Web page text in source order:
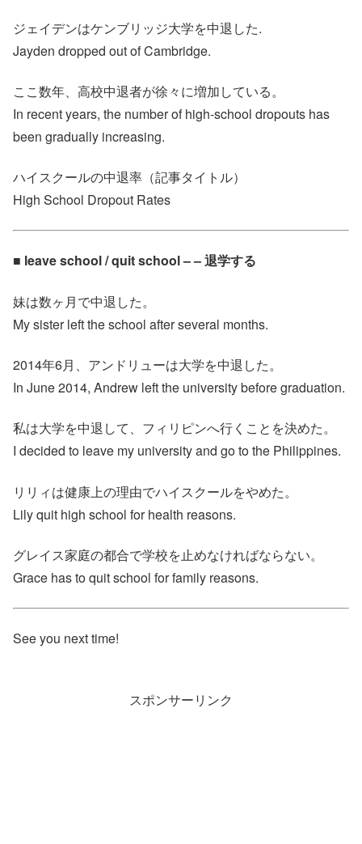
ジェイデンはケンブリッジ大学を中退した.
Jayden dropped out of Cambridge.
ここ数年、高校中退者が徐々に増加している。
In recent years, the number of high‐school dropouts has
been gradually increasing.
ハイスクールの中退率（記事タイトル）
High School Dropout Rates
■ leave school / quit school – – 退学する
妹は数ヶ月で中退した。
My sister left the school after several months.
2014年6月、アンドリューは大学を中退した。
In June 2014, Andrew left the university before graduation.
私は大学を中退して、フィリピンへ行くことを決めた。
I decided to leave my university and go to the Philippines.
リリィは健康上の理由でハイスクールをやめた。
Lily quit high school for health reasons.
グレイス家庭の都合で学校を止めなければならない。
Grace has to quit school for family reasons.
See you next time!
スポンサーリンク